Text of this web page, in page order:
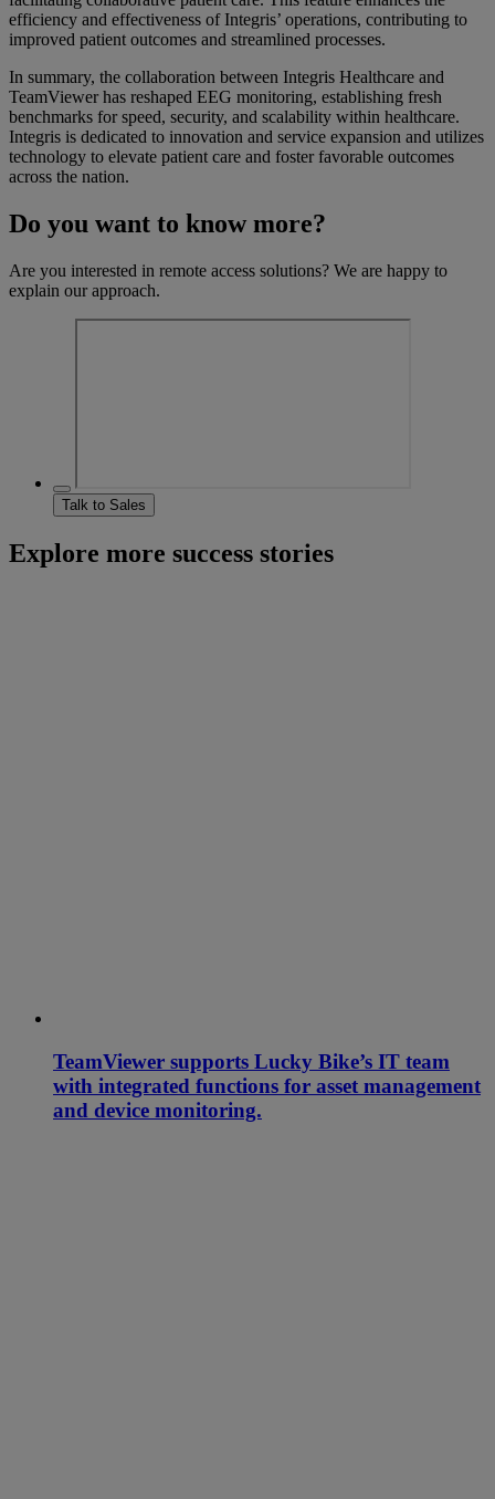
efficiency and effectiveness of Integris’ operations, contributing to
improved patient outcomes and streamlined processes.
In summary, the collaboration between Integris Healthcare and
TeamViewer has reshaped EEG monitoring, establishing fresh
benchmarks for speed, security, and scalability within healthcare.
Integris is dedicated to innovation and service expansion and utilizes
technology to elevate patient care and foster favorable outcomes
across the nation.
Do you want to know more?
Are you interested in remote access solutions? We are happy to
explain our approach.
Talk to Sales
Explore more success stories
TeamViewer supports Lucky Bike’s IT team
with integrated functions for asset management
and device monitoring.